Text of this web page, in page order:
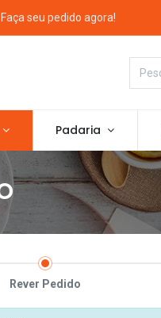
Faça seu pedido agora!
Padaria
Rever Pedido